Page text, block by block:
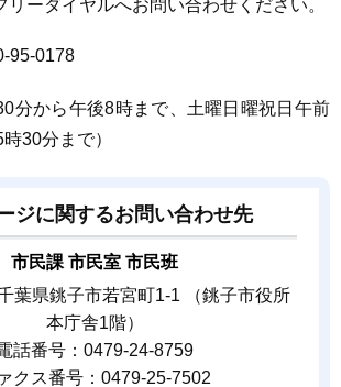
リーダイヤルへお問い合わせください。
95-0178
分から午後8時まで、土曜日曜祝日午前
30分まで）
ジに関するお問い合わせ先
市民課 市民室 市民班
葉県銚子市若宮町1-1 （銚子市役所
本庁舎1階）
話番号：0479-24-8759
クス番号：0479-25-7502